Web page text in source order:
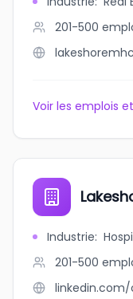
201-500
Voir les emplois
Industrie:
201-500